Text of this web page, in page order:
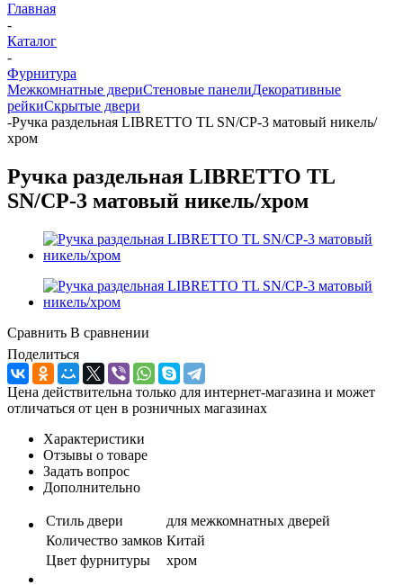
Главная
-
Каталог
-
Фурнитура
Межкомнатные двериСтеновые панелиДекоративные
рейкиСкрытые двери
-Ручка раздельная LIBRETTO TL SN/CP-3 матовый никель/
хром
Ручка раздельная LIBRETTO TL
SN/CP-3 матовый никель/хром
Сравнить В сравнении
Поделиться
Цена действительна только для интернет-магазина и может
отличаться от цен в розничных магазинах
Характеристики
Отзывы о товаре
Задать вопрос
Дополнительно
Стиль двери
для межкомнатных дверей
Количество замков Китай
Цвет фурнитуры
хром